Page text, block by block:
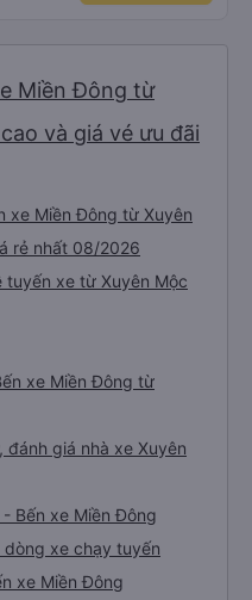
Miền Đông từ
và giá vé ưu đãi
xe Miền Đông từ Xuyên
rẻ nhất 08/2026
xe từ Xuyên Mộc
xe Miền Đông từ
đánh giá nhà xe Xuyên
Bến xe Miền Đông
xe chạy tuyến
xe Miền Đông